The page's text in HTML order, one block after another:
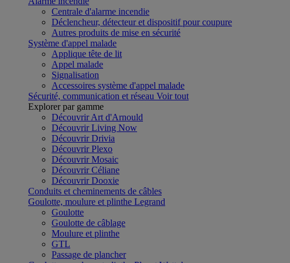
Centrale d'alarme incendie
Déclencheur, détecteur et dispositif pour coupure
Autres produits de mise en sécurité
Système d'appel malade
Applique tête de lit
Appel malade
Signalisation
Accessoires système d'appel malade
Sécurité, communication et réseau Voir tout
Explorer par gamme
Découvrir Art d'Arnould
Découvrir Living Now
Découvrir Drivia
Découvrir Plexo
Découvrir Mosaic
Découvrir Céliane
Découvrir Dooxie
Conduits et cheminements de câbles
Goulotte, moulure et plinthe Legrand
Goulotte
Goulotte de câblage
Moulure et plinthe
GTL
Passage de plancher